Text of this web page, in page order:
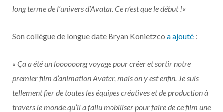
long terme de l’univers d’Avatar. Ce n’est que le début !«
Son collègue de longue date Bryan Konietzco a ajouté :
« Ça a été un loooooong voyage pour créer et sortir notre
premier film d’animation Avatar, mais on y est enfin. Je suis
tellement fier de toutes les équipes créatives et de production à
travers le monde qu’il a fallu mobiliser pour faire de ce film une